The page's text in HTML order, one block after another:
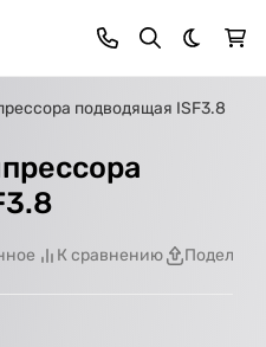
Темная
подводящая ISF3.8
К сравнению